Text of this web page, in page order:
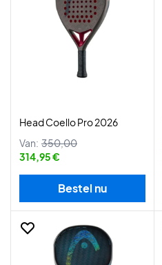
Head Coello Pro 2026
Van: 350,00
314,95 €
Bestel nu